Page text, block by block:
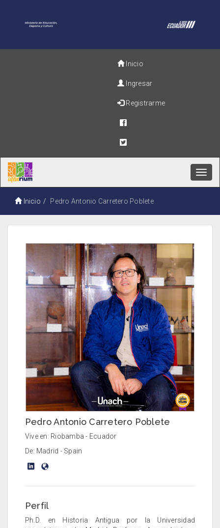
Inicio
Ingresar
Registrarme
Inicio Pedro Antonio Carretero Poblete
Pedro Antonio Carretero Poblete
Vive en: Riobamba - Ecuador
De: Madrid - Spain
Perfil
Ph.D. en Historia Antigua por la Universidad